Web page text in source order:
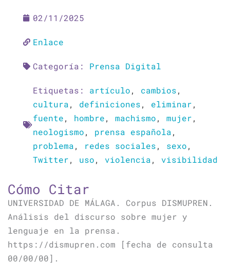
02/11/2025
Enlace
Categoría: Prensa Digital
Etiquetas: artículo, cambios,
cultura, definiciones, eliminar,
fuente, hombre, machismo, mujer,
neologismo, prensa española,
problema, redes sociales, sexo,
Twitter, uso, violencia, visibilidad
Cómo Citar
UNIVERSIDAD DE MÁLAGA. Corpus DISMUPREN.
Análisis del discurso sobre mujer y
lenguaje en la prensa.
https://dismupren.com [fecha de consulta
00/00/00].